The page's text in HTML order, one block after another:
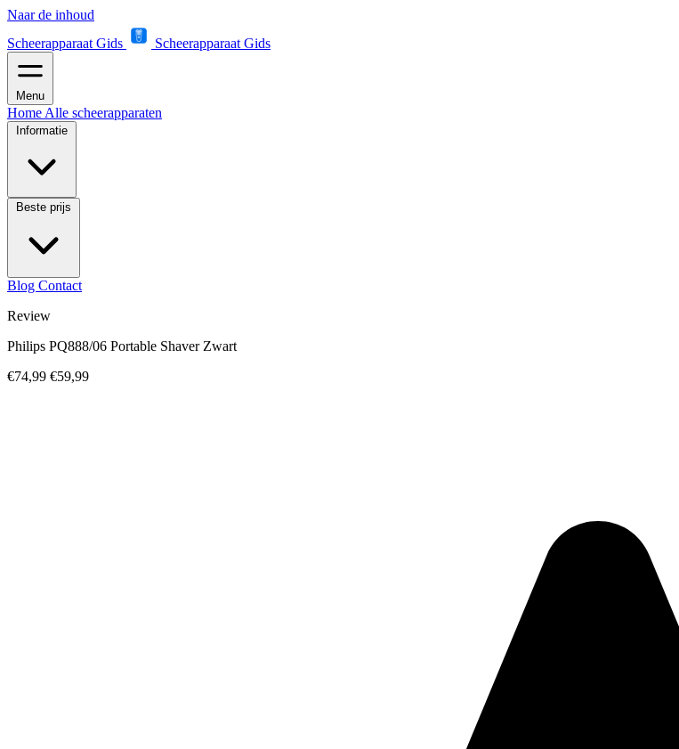
Naar de inhoud
Scheerapparaat Gids
Scheerapparaat Gids
Menu
Home Alle scheerapparaten
Informatie
Beste prijs
Blog Contact
Review
Philips PQ888/06 Portable Shaver Zwart
€74,99 €59,99